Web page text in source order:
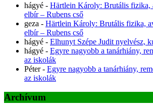
hágyé - Härtlein Károly: Brutális fizika,
elbír – Rubens cső
geza - Härtlein Károly: Brutális fizika,
elbír – Rubens cső
hágyé - Elhunyt Szépe Judit nyelvész,
hágyé - Egyre nagyobb a tanárhiány,
az iskolák
Péter- Egyre nagyobb a tanárhiány,
az iskolák
Archívum